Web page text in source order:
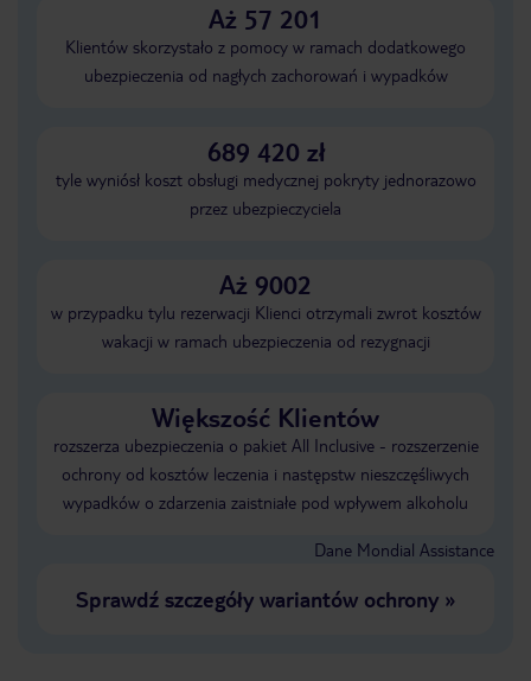
Aż 57 201
Klientów skorzystało z pomocy w ramach dodatkowego
ubezpieczenia od nagłych zachorowań i wypadków
689 420 zł
tyle wyniósł koszt obsługi medycznej pokryty jednorazowo
przez ubezpieczyciela
Aż 9002
w przypadku tylu rezerwacji Klienci otrzymali zwrot kosztów
wakacji w ramach ubezpieczenia od rezygnacji
Większość Klientów
rozszerza ubezpieczenia o pakiet All Inclusive - rozszerzenie
ochrony od kosztów leczenia i następstw nieszczęśliwych
wypadków o zdarzenia zaistniałe pod wpływem alkoholu
Dane Mondial Assistance
Sprawdź szczegóły wariantów ochrony»